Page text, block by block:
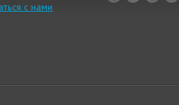
с нами